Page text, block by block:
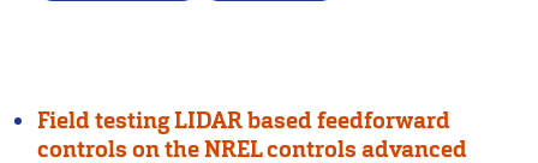
Field testing LIDAR based feedforward
controls on the NREL controls advanced